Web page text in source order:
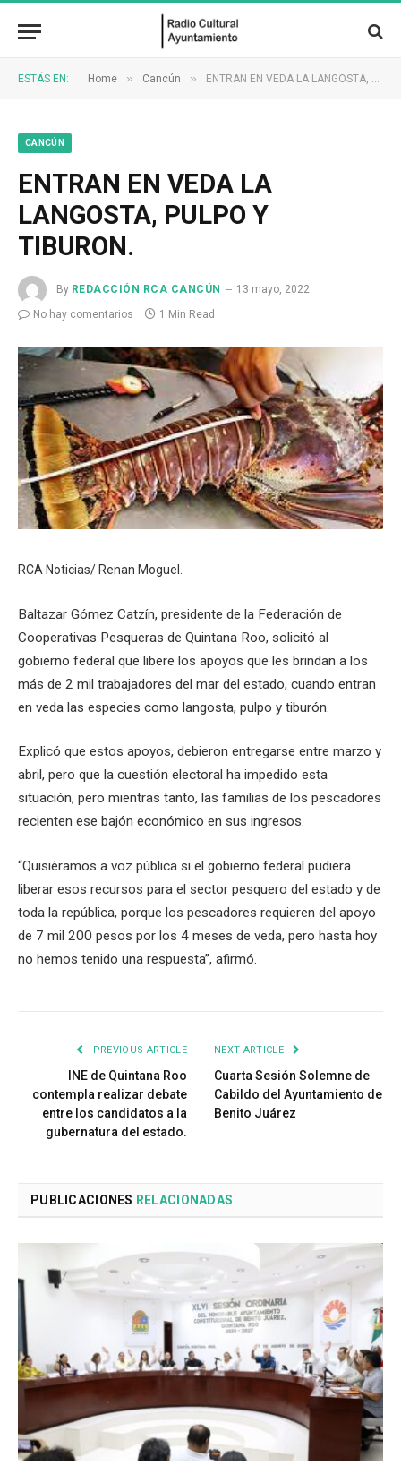
ESTÁS EN: Home » Cancún » ENTRAN EN VEDA LA LANGOSTA, PULPO Y TIBURON.
CANCÚN
ENTRAN EN VEDA LA
LANGOSTA, PULPO Y
TIBURON.
By REDACCIÓN RCA CANCÚN
13 mayo, 2022
No hay comentarios
1 Min Read
RCA Noticias/ Renan Moguel.
Baltazar Gómez Catzín, presidente de la Federación de
Cooperativas Pesqueras de Quintana Roo, solicitó al
gobierno federal que libere los apoyos que les brindan a los
más de 2 mil trabajadores del mar del estado, cuando entran
en veda las especies como langosta, pulpo y tiburón.
Explicó que estos apoyos, debieron entregarse entre marzo y
abril, pero que la cuestión electoral ha impedido esta
situación, pero mientras tanto, las familias de los pescadores
recienten ese bajón económico en sus ingresos.
“Quisiéramos a voz pública si el gobierno federal pudiera
liberar esos recursos para el sector pesquero del estado y de
toda la república, porque los pescadores requieren del apoyo
de 7 mil 200 pesos por los 4 meses de veda, pero hasta hoy
no hemos tenido una respuesta”, afirmó.
PREVIOUS ARTICLE
INE de Quintana Roo
contempla realizar debate
entre los candidatos a la
gubernatura del estado.
NEXT ARTICLE
Cuarta Sesión Solemne de
Cabildo del Ayuntamiento de
Benito Juárez
PUBLICACIONES RELACIONADAS